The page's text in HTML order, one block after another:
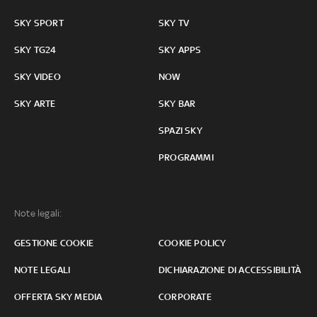
SKY SPORT
SKY TG24
SKY VIDEO
SKY ARTE
SKY TV
SKY APPS
NOW
SKY BAR
SPAZI SKY
PROGRAMMI
Note legali:
GESTIONE COOKIE COOKIE POLICY
NOTE LEGALI DICHIARAZIONE DI ACCESSIBILITÀ
OFFERTA SKY MEDIA CORPORATE